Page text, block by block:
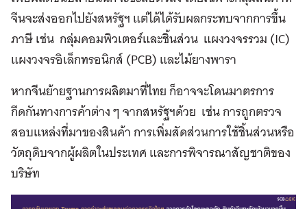
จีนจะส่งออกไปยังสหรัฐฯ แต่ได้ได้รับผลกระทบจากการขึ้น
ภาษี เช่น กลุ่มคอมพิวเตอร์และชิ้นส่วน แผงวงจรรวม (IC)
แผงวงจรอิเล็กทรอนิกส์ (PCB) และไม้ยางพารา
หากจีนย้ายฐานการผลิตมาที่ไทย ก็อาจจะโดนมาตรการ
กีดกันทางการค้าต่าง ๆ จากสหรัฐฯด้วย เช่น การถูกตรวจ
สอบแหล่งที่มาของสินค้า การเพิ่มสัดส่วนการใช้ชิ้นส่วนหรือ
วัตถุดิบจากผู้ผลิตในประเทศ และการพิจารณาสัญชาติของ
บริษัท